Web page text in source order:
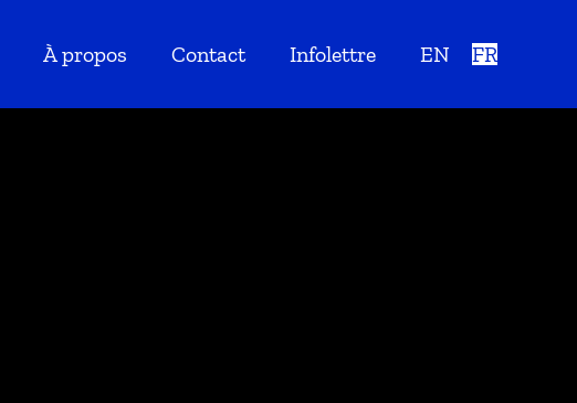
À propos Contact Infolettre EN FR